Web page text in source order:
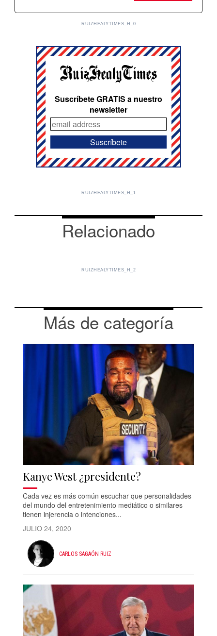
RUIZHEALYTIMES_H_0
Suscríbete GRATIS a nuestro
newsletter
RUIZHEALYTIMES_H_1
Relacionado
RUIZHEALYTIMES_H_2
Más de categoría
Kanye West ¿presidente?
Cada vez es más común escuchar que personalidades
del mundo del entretenimiento mediático o similares
tienen injerencia o intenciones...
JULIO 24, 2020
CARLOS SAGAÓN RUIZ